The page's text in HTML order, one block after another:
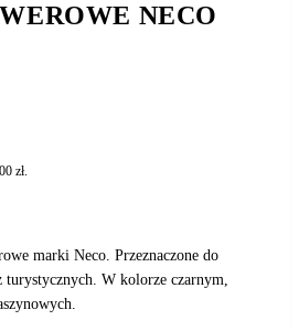
NECO
zł.
marki Neco. Przeznaczone do
turystycznych. W kolorze czarnym,